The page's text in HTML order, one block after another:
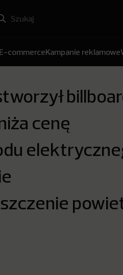
E-commerceKampanie reklamowe
cenę